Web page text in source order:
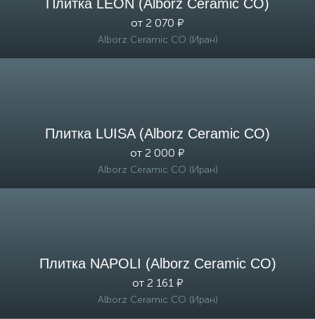
Плитка LEON (Alborz Ceramic CO)
от 2 070 ₽
Alborz Ceramic CO (Иран)
Плитка LUISA (Alborz Ceramic CO)
от 2 000 ₽
Alborz Ceramic CO (Иран)
Плитка NAPOLI (Alborz Ceramic CO)
от 2 161 ₽
Alborz Ceramic CO (Иран)